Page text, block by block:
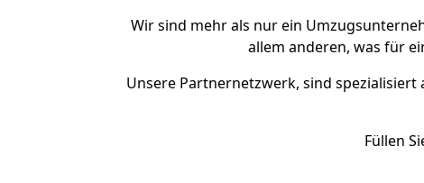
Wir sind mehr als nur ein
allem anderen, was für
Unsere Partnernetzwerk, sind spezialisiert
Füllen